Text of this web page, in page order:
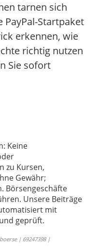
tarnen sich
Startpaket
erkennen, wie
richtig nutzen
Sie sofort
Keine
zu Kursen,
Gewähr;
Börsengeschäfte
Unsere Beiträge
mit
geprüft.
| 69247398 |